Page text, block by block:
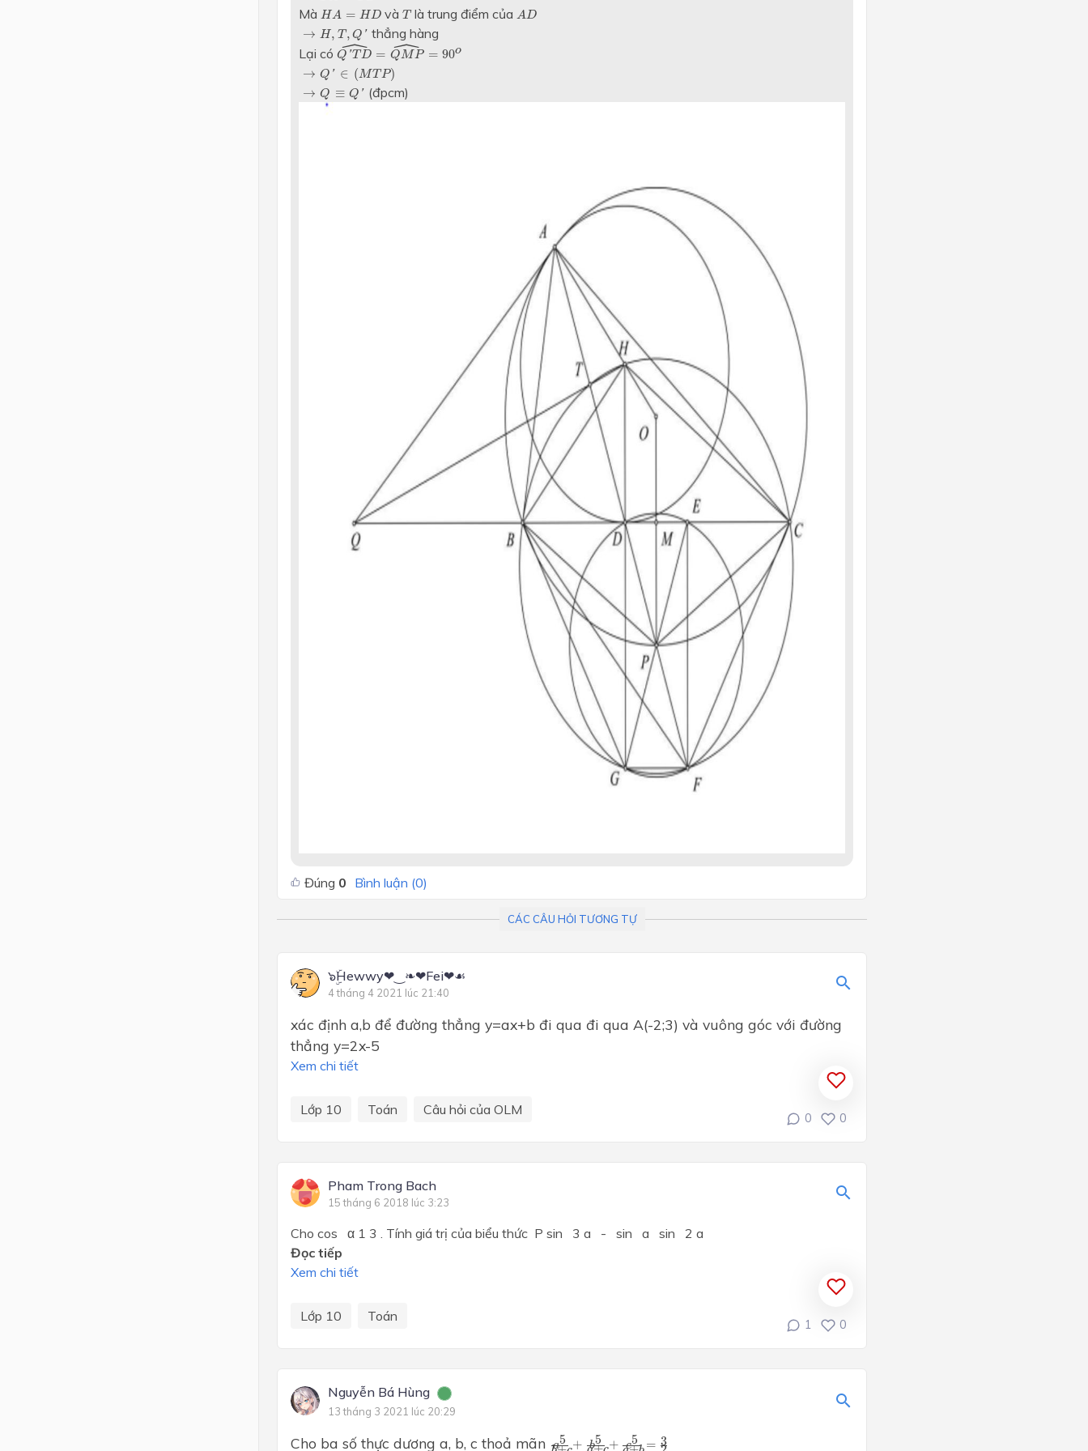
Mà HA = HD
HA= D vàT
Tlà trung điểm của AD
A D
→ H , T , Q '
H ,T, Q′
thẳng hàng
Lại có ˆ
Q 'T D = ˆ
QMP = 90o
Q′TD ^=QMP^=90
→ Q ' ∈ (MT P)
Q′∈ M T P)
→ Q ≡ Q '
Q≡Q′ (đpcm)
Đúng 0 Bình luận (0)
CÁC CÂU HỎI TƯƠNG TỰ
๖ۣۜHewwy❤‿❧❤Fei❤☙
4 tháng 4 2021 lúc 21:40
xác định a,b để đường thẳng y=ax+b đi qua đi qua A(-2;3) và vuông góc với đường
thẳng y=2x-5
Xem chi tiết
Lớp 10 Toán Câu hỏi của OLM
0 0
Pham Trong Bach
15 tháng 6 2018 lúc 3:23
Cho cos α 1 3 . Tính giá trị của biểu thức P sin 3 a - sin a sin 2 a
Đọc tiếp
Xem chi tiết
Lớp 10 Toán
1 0
Nguyễn Bá Hùng
13 tháng 3 2021 lúc 20:29
Cho ba số thực dương a, b, c thoả mãn a5 + b5 + c5 = 3
5 b + a+